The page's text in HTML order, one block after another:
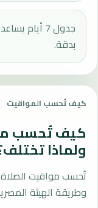
جدول 7
بدقة.
كيف تُحسب المواقيت
كيف تُحسب
ولماذا
وطريقة الهيئة